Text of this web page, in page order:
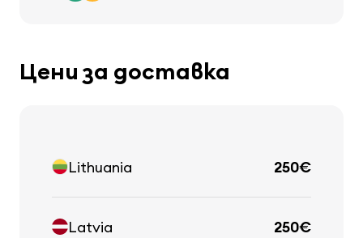
Цени за доставка
Lithuania 250€
Latvia 250€